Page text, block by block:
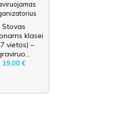
Stovas
klasei
vietos) –
19,00 €